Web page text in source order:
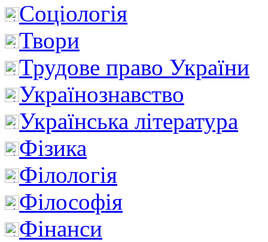
Соціологія
Твори
Трудове право України
Українознавство
Українська література
Фізика
Філологія
Філософія
Фінанси